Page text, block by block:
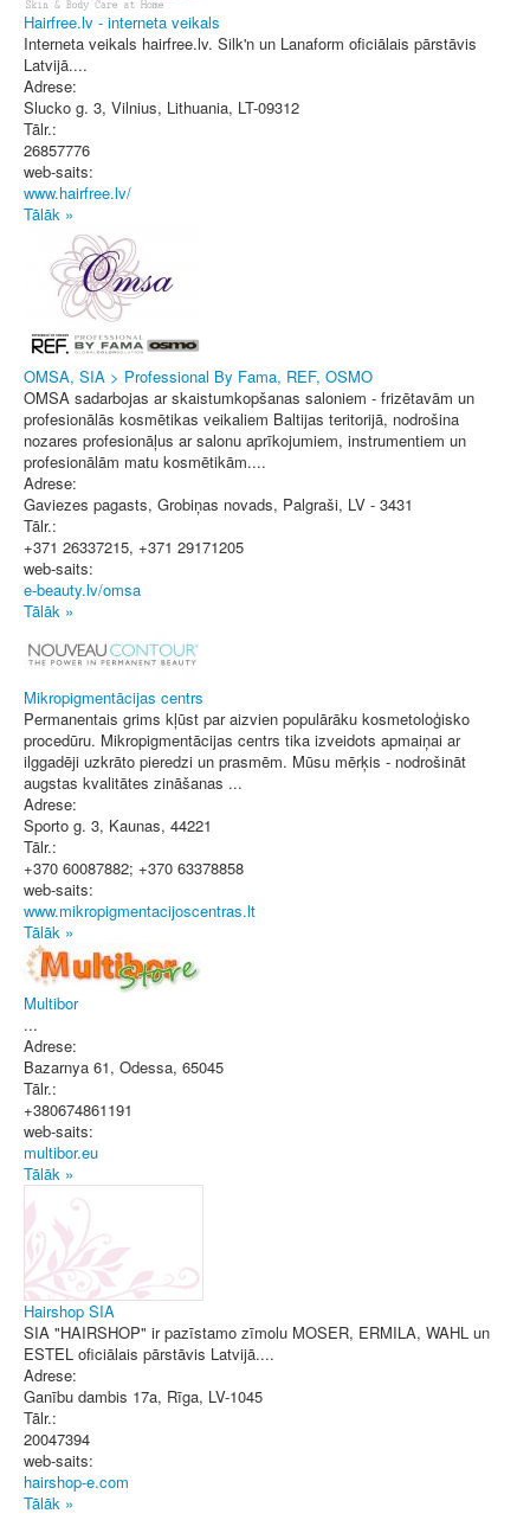
Hairfree.lv - interneta veikals
Interneta veikals hairfree.lv. Silk'n un Lanaform oficiālais pārstāvis
Latvijā....
Adrese:
Slucko g. 3, Vilnius, Lithuania, LT-09312
Tālr.:
26857776
web-saits:
www.hairfree.lv/
Tālāk »
OMSA, SIA > Professional By Fama, REF, OSMO
OMSA sadarbojas ar skaistumkopšanas saloniem - frizētavām un
profesionālās kosmētikas veikaliem Baltijas teritorijā, nodrošina
nozares profesionāļus ar salonu aprīkojumiem, instrumentiem un
profesionālām matu kosmētikām....
Adrese:
Gaviezes pagasts, Grobiņas novads, Palgraši, LV - 3431
Tālr.:
+371 26337215, +371 29171205
web-saits:
e-beauty.lv/omsa
Tālāk »
Mikropigmentācijas centrs
Permanentais grims kļūst par aizvien populārāku kosmetoloģisko
procedūru. Mikropigmentācijas centrs tika izveidots apmaiņai ar
ilggadēji uzkrāto pieredzi un prasmēm. Mūsu mērķis - nodrošināt
augstas kvalitātes zināšanas ...
Adrese:
Sporto g. 3, Kaunas, 44221
Tālr.:
+370 60087882; +370 63378858
web-saits:
www.mikropigmentacijoscentras.lt
Tālāk »
Multibor
...
Adrese:
Bazarnya 61, Odessa, 65045
Tālr.:
+380674861191
web-saits:
multibor.eu
Tālāk »
Hairshop SIA
SIA "HAIRSHOP" ir pazīstamo zīmolu MOSER, ERMILA, WAHL un
ESTEL oficiālais pārstāvis Latvijā....
Adrese:
Ganību dambis 17a, Rīga, LV-1045
Tālr.:
20047394
web-saits:
hairshop-e.com
Tālāk »